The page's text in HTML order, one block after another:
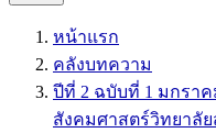
หน้าแรก
คลังบทความ
ปีที่ 2 ฉบับที่ 1 มกราค
สังคมศาสตร์วิทยาลัย